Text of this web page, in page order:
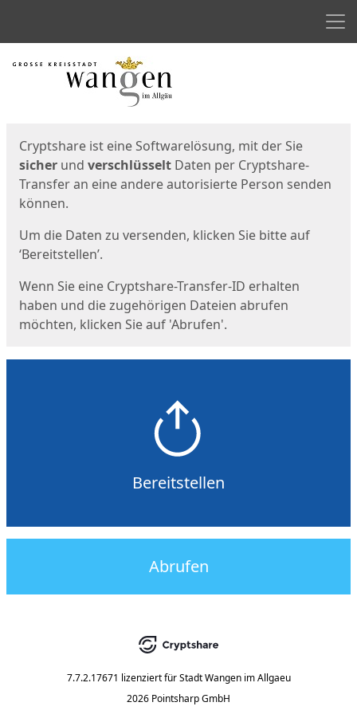
Start
Cryptshare ist eine Softwarelösung, mit der Sie
sicher und verschlüsselt Daten per Cryptshare-
Transfer an eine andere autorisierte Person senden
können.
Um die Daten zu versenden, klicken Sie bitte auf
‘Bereitstellen’.
Wenn Sie eine Cryptshare-Transfer-ID erhalten
haben und die zugehörigen Dateien abrufen
möchten, klicken Sie auf 'Abrufen'.
Bereitstellen
Abrufen
7.7.2.17671 lizenziert für Stadt Wangen im Allgaeu
2026 Pointsharp GmbH